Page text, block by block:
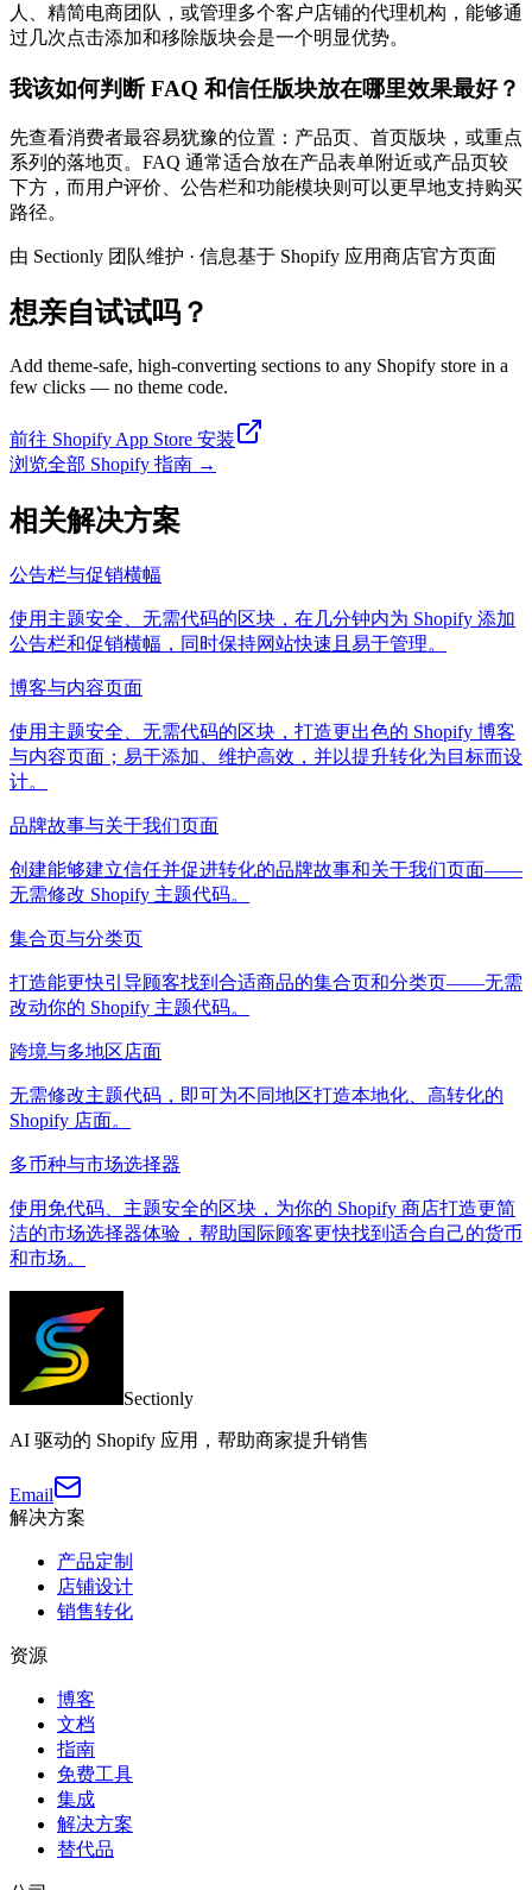
人、精简电商团队，或管理多个客户店铺的代理机构，能够通
过几次点击添加和移除版块会是一个明显优势。
我该如何判断 FAQ 和信任版块放在哪里效果最好？
先查看消费者最容易犹豫的位置：产品页、首页版块，或重点
系列的落地页。FAQ 通常适合放在产品表单附近或产品页较
下方，而用户评价、公告栏和功能模块则可以更早地支持购买
路径。
由 Sectionly 团队维护 · 信息基于 Shopify 应用商店官方页面
想亲自试试吗？
Add theme-safe, high-converting sections to any Shopify store in a
few clicks — no theme code.
前往 Shopify App Store 安装
浏览全部 Shopify 指南 →
相关解决方案
公告栏与促销横幅
使用主题安全、无需代码的区块，在几分钟内为 Shopify 添加
公告栏和促销横幅，同时保持网站快速且易于管理。
博客与内容页面
使用主题安全、无需代码的区块，打造更出色的 Shopify 博客
与内容页面；易于添加、维护高效，并以提升转化为目标而设
计。
品牌故事与关于我们页面
创建能够建立信任并促进转化的品牌故事和关于我们页面——
无需修改 Shopify 主题代码。
集合页与分类页
打造能更快引导顾客找到合适商品的集合页和分类页——无需
改动你的 Shopify 主题代码。
跨境与多地区店面
无需修改主题代码，即可为不同地区打造本地化、高转化的
Shopify 店面。
多币种与市场选择器
使用免代码、主题安全的区块，为你的 Shopify 商店打造更简
洁的市场选择器体验，帮助国际顾客更快找到适合自己的货币
和市场。
Sectionly
AI 驱动的 Shopify 应用，帮助商家提升销售
Email
解决方案
产品定制
店铺设计
销售转化
资源
博客
文档
指南
免费工具
集成
解决方案
替代品